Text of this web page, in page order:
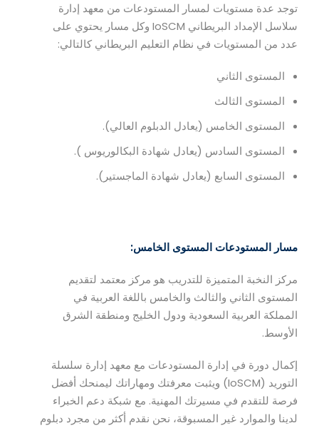
توجد عدة مستويات لمسار المستودعات من معهد إدارة
سلاسل الإمداد البريطاني IoSCM وكل مسار يحتوي على
عدد من المستويات في نظام التعليم البريطاني كالتالي:
المستوى الثاني
المستوى الثالث
المستوى الخامس (يعادل الدبلوم العالي).
المستوى السادس (يعادل شهادة البكالوريوس ).
المستوى السابع (يعادل شهادة الماجستير).
مسار المستودعات المستوى الخامس:
مركز النخبة المتميزة للتدريب هو مركز معتمد لتقديم
المستوى الثاني والثالث والخامس باللغة العربية في
المملكة العربية السعودية ودول الخليج ومنطقة الشرق
الأوسط.
إكمال دورة في إدارة المستودعات مع معهد إدارة سلسلة
التوريد (IoSCM) ويثبت معرفتك ومهاراتك ليمنحك أفضل
فرصة للتقدم في مسيرتك المهنية. مع شبكة دعم الخبراء
لدينا والموارد غير المسبوقة، نحن نقدم أكثر من مجرد دبلوم